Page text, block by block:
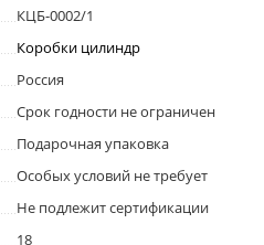
КЦБ-0002/1
Коробки цилиндр
Россия
Срок годности не ограничен
Подарочная упаковка
Особых условий не требует
Не подлежит сертификации
18